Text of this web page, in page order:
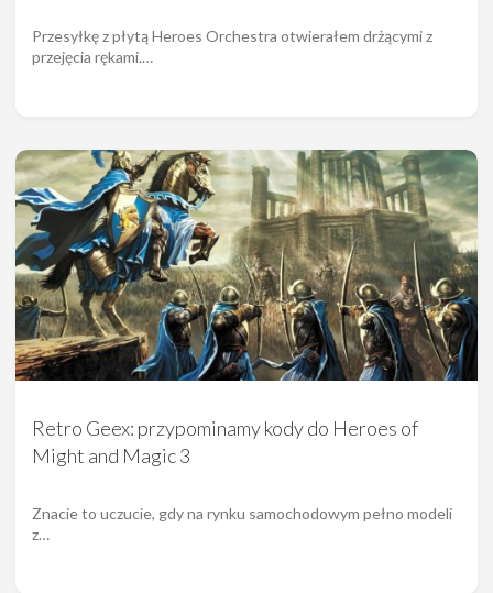
Przesyłkę z płytą Heroes Orchestra otwierałem drżącymi z
przejęcia rękami.…
Retro Geex: przypominamy kody do Heroes of
Might and Magic 3
Znacie to uczucie, gdy na rynku samochodowym pełno modeli
z…